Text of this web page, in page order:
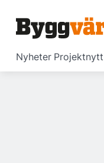
Nyheter Projektnytt